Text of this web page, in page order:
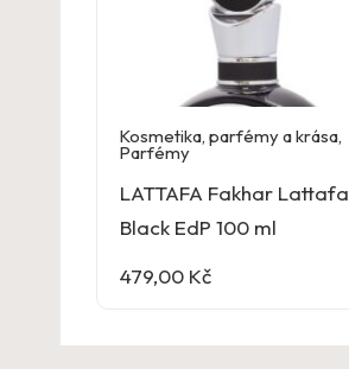
Kosmetika, parfémy a krása,
Parfémy
LATTAFA Fakhar Lattafa
Black EdP 100 ml
479,00 Kč